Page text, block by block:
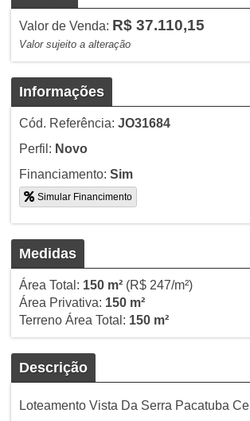
Valor de Venda: R$ 37.110,15
Valor sujeito a alteração
Informações
Cód. Referência: JO31684
Perfil: Novo
Financiamento: Sim
Simular Financimento
Medidas
Área Total: 150 m²(R$ 247/m²)
Área Privativa: 150 m²
Terreno Área Total: 150 m²
Descrição
Loteamento Vista Da Serra Pacatuba Ce